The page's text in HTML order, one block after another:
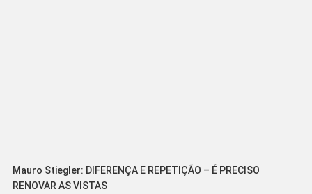
Mauro Stiegler: DIFERENÇA E REPETIÇÃO – É PRECISO
RENOVAR AS VISTAS